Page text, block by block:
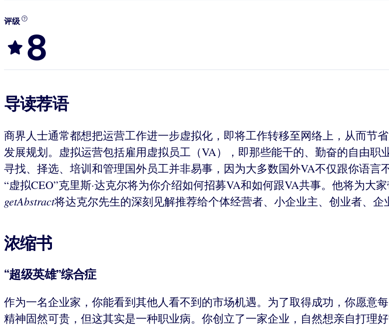
评级
8
导读荐语
商界人士通常都想把运营工作进一步虚拟化，即将工作转移至网络上，从而节
发展规划。虚拟运营包括雇用虚拟员工（VA），即那些能干的、勤奋的自由
寻找、择选、培训和管理国外员工并非易事，因为大多数国外VA不仅跟你语言
“虚拟CEO”克里斯·达克尔将为你介绍如何招募VA和如何跟VA共事。他将为大
getAbstract将达克尔先生的深刻见解推荐给个体经营者、小企业主、创业者、企
浓缩书
“超级英雄”综合症
作为一名企业家，你能看到其他人看不到的市场机遇。为了取得成功，你愿意
精神固然可贵，但这其实是一种职业病。你创立了一家企业，自然想亲自打